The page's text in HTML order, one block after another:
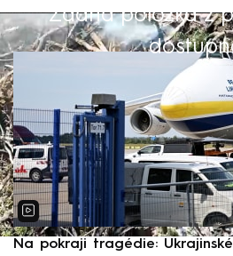
Žádná položka z
Výběr redakce
Na pokraji tragédie: